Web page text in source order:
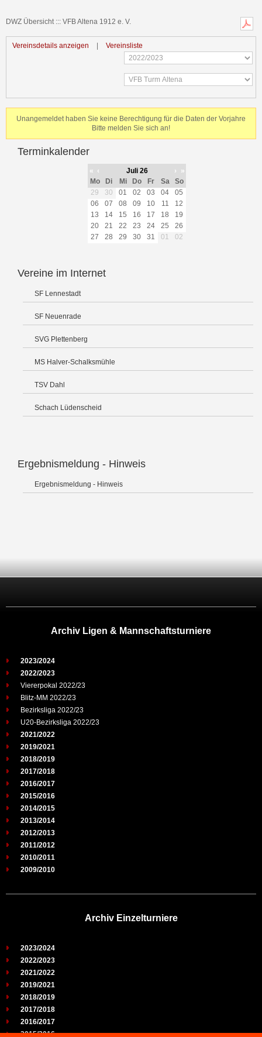
DWZ Übersicht ::: VFB Altena 1912 e. V.
Vereinsdetails anzeigen | Vereinsliste
Unangemeldet haben Sie keine Berechtigung für die Daten der Vorjahre
Bitte melden Sie sich an!
Terminkalender
« ‹ Juli 26 ›
»
Mo
Di Mi Do Fr Sa
So
29
30 01 02 03 04
05
06
07 08 09 10 11
12
13
14 15 16 17 18
19
20
21 22 23 24 25
26
27
28 29 30 31 01 02
Vereine im Internet
SF Lennestadt
SF Neuenrade
SVG Plettenberg
MS Halver-Schalksmühle
TSV Dahl
Schach Lüdenscheid
Ergebnismeldung - Hinweis
Ergebnismeldung - Hinweis
Archiv Ligen & Mannschaftsturniere
2023/2024
2022/2023
Viererpokal 2022/23
Blitz-MM 2022/23
Bezirksliga 2022/23
U20-Bezirksliga 2022/23
2021/2022
2019/2021
2018/2019
2017/2018
2016/2017
2015/2016
2014/2015
2013/2014
2012/2013
2011/2012
2010/2011
2009/2010
Archiv Einzelturniere
2023/2024
2022/2023
2021/2022
2019/2021
2018/2019
2017/2018
2016/2017
2015/2016